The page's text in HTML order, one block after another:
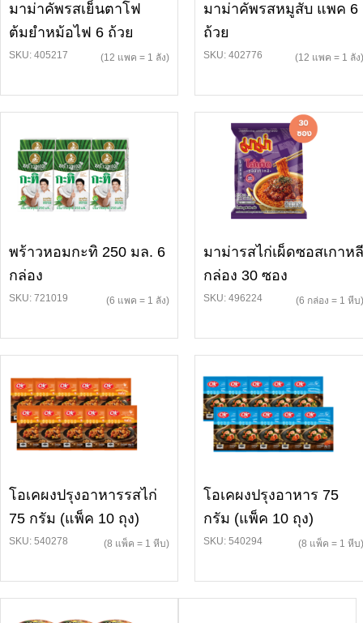
มาม่าคัพรสเย็นตาโฟ
ต้มยำหม้อไฟ 6 ถ้วย
SKU: 405217 (12 แพค = 1 ลัง)
มาม่าคัพรสหมูสับ แพค 6
ถ้วย
SKU: 402776 (12 แพค = 1 ลัง)
พร้าวหอมกะทิ 250 มล. 6
กล่อง
SKU: 721019 (6 แพค = 1 ลัง)
มาม่ารสไก่เผ็ดซอสเกาหลี
กล่อง 30 ซอง
SKU: 496224 (6 กล่อง = 1 หีบ)
โอเคผงปรุงอาหารรสไก่
75 กรัม (แพ็ค 10 ถุง)
SKU: 540278 (8 แพ็ค = 1 หีบ)
โอเคผงปรุงอาหาร 75
กรัม (แพ็ค 10 ถุง)
SKU: 540294 (8 แพ็ค = 1 หีบ)